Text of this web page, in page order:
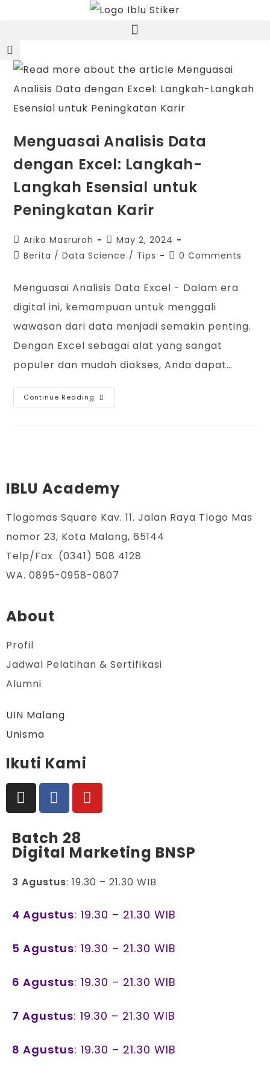
Menguasai Analisis Data
dengan Excel: Langkah-
Langkah Esensial untuk
Peningkatan Karir
Arika Masruroh
May 2, 2024
Berita / Data Science / Tips 0 Comments
Menguasai Analisis Data Excel - Dalam era
digital ini, kemampuan untuk menggali
wawasan dari data menjadi semakin penting.
Dengan Excel sebagai alat yang sangat
populer dan mudah diakses, Anda dapat…
Continue Reading
IBLU Academy
Tlogomas Square Kav. 11. Jalan Raya Tlogo Mas
nomor 23, Kota Malang, 65144
Telp/Fax. (0341) 508 4128
WA. 0895-0958-0807
About
Profil
Jadwal Pelatihan & Sertifikasi
Alumni
UIN Malang
Unisma
Ikuti Kami
Batch 28
Digital Marketing BNSP
3 Agustus: 19.30 – 21.30 WIB
4 Agustus: 19.30 – 21.30 WIB
5 Agustus: 19.30 – 21.30 WIB
6 Agustus: 19.30 – 21.30 WIB
7 Agustus: 19.30 – 21.30 WIB
8 Agustus: 19.30 – 21.30 WIB